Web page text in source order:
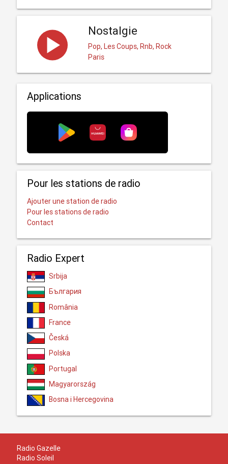
Nostalgie
Pop, Les Coups, Rnb, Rock
Paris
Applications
Pour les stations de radio
Ajouter une station de radio
Pour les stations de radio
Contact
Radio Expert
Srbija
България
România
France
Česká
Polska
Portugal
Magyarország
Bosna i Hercegovina
Radio Gazelle
Radio Soleil